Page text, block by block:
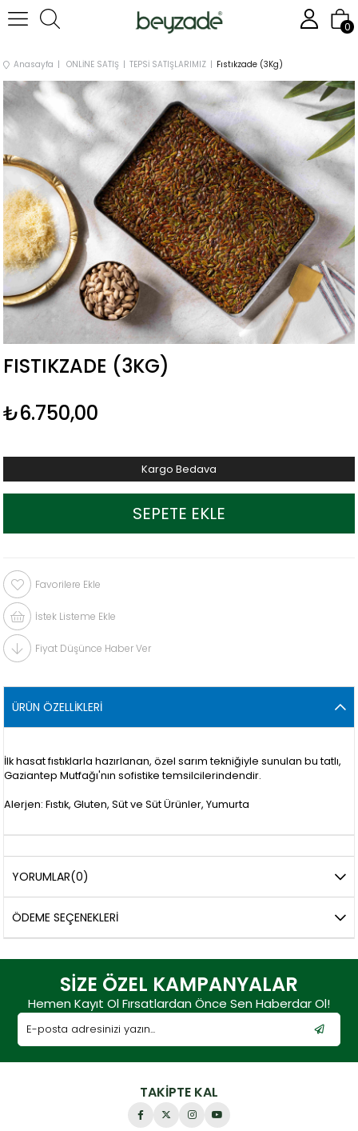
0
Anasayfa ONLİNE SATIŞ TEPSİ SATIŞLARIMIZ Fıstıkzade (3Kg)
FISTIKZADE (3KG)
₺6.750,00
Kargo Bedava
Favorilere Ekle
İstek Listeme Ekle
Fiyat Düşünce Haber Ver
ÜRÜN ÖZELLIKLERI
İlk hasat fıstıklarla hazırlanan, özel sarım tekniğiyle sunulan bu tatlı,
Gaziantep Mutfağı'nın sofistike temsilcilerindendir.
Alerjen: Fıstık, Gluten, Süt ve Süt Ürünler, Yumurta
YORUMLAR(0)
ÖDEME SEÇENEKLERI
SİZE ÖZEL KAMPANYALAR
Hemen Kayıt Ol Fırsatlardan Önce Sen Haberdar Ol!
TAKİPTE KAL